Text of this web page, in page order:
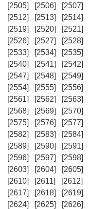
[2505]
[2506] [2507]
[2512]
[2513] [2514]
[2519]
[2520] [2521]
[2526]
[2527] [2528]
[2533]
[2534] [2535]
[2540]
[2541] [2542]
[2547]
[2548] [2549]
[2554]
[2555] [2556]
[2561]
[2562] [2563]
[2568]
[2569] [2570]
[2575]
[2576] [2577]
[2582]
[2583] [2584]
[2589]
[2590] [2591]
[2596]
[2597] [2598]
[2603]
[2604] [2605]
[2610]
[2611] [2612]
[2617]
[2618] [2619]
[2624]
[2625] [2626]